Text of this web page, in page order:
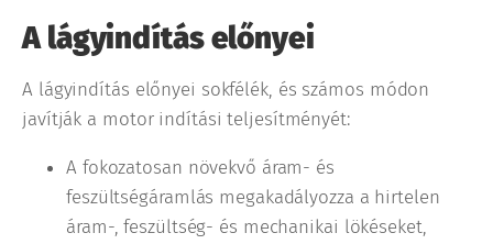
A lágyindítás előnyei
A lágyindítás előnyei sokfélék, és számos módon
javítják a motor indítási teljesítményét:
A fokozatosan növekvő áram- és
feszültségáramlás megakadályozza a hirtelen
áram-, feszültség- és mechanikai lökéseket,